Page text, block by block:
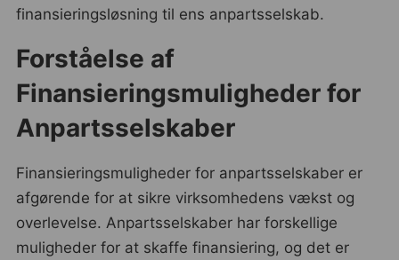
finansieringsløsning til ens anpartsselskab.
Forståelse af
Finansieringsmuligheder for
Anpartsselskaber
Finansieringsmuligheder for anpartsselskaber er
afgørende for at sikre virksomhedens vækst og
overlevelse. Anpartsselskaber har forskellige
muligheder for at skaffe finansiering, og det er